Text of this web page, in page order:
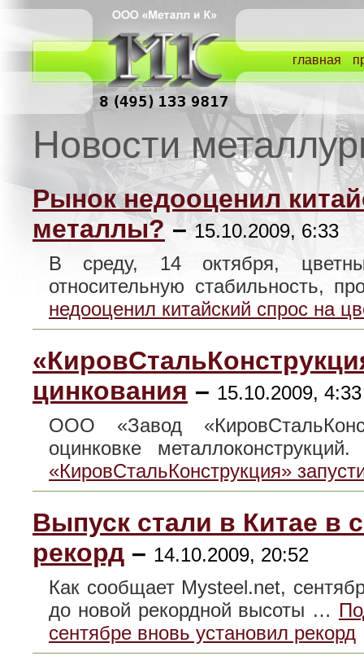
главная
Новости
Рынок недооценил
металлы? –15.10.2009, 6:33
В среду, 14 октября,
относительную стабильность,
недооценил китайский спрос на
цинкования – 15.10.2009, 4:33
ООО «Завод
оцинковке
«КировСтальКонструкция»
Выпуск стали в Китае в
рекорд – 14.10.2009, 20:52
Как сообщает Mysteel.net,
до новой рекордной высоты …
сентябре вновь установил рекорд